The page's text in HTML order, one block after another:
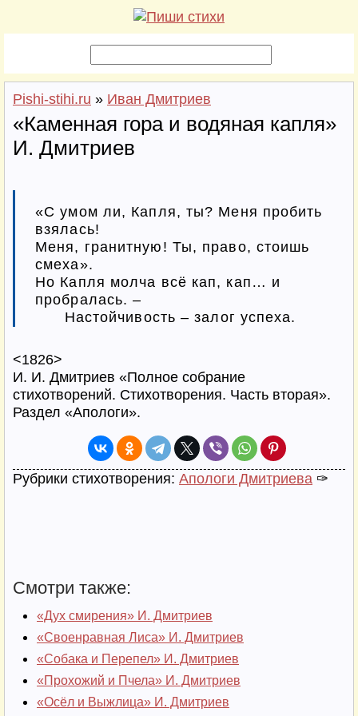
Pishi-stihi.ru » Иван Дмитриев
«Каменная гора и водяная капля»
И. Дмитриев
«С умом ли, Капля, ты? Меня пробить
взялась!
Меня, гранитную! Ты, право, стоишь
смеха».
Но Капля молча всё кап, кап… и
пробралась. –
      Настойчивость – залог успеха.
<1826>
И. И. Дмитриев «Полное собрание
стихотворений. Стихотворения. Часть вторая».
Раздел «Апологи».
Рубрики стихотворения: Апологи Дмитриева ✑
Смотри также:
«Дух смирения» И. Дмитриев
«Своенравная Лиса» И. Дмитриев
«Собака и Перепел» И. Дмитриев
«Прохожий и Пчела» И. Дмитриев
«Осёл и Выжлица» И. Дмитриев